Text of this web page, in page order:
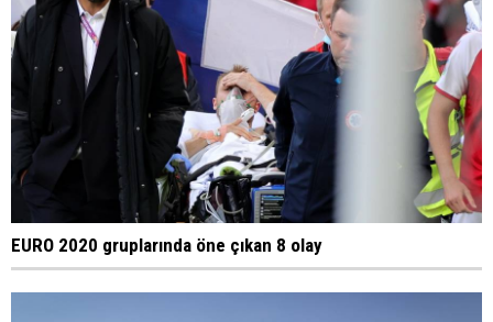
EURO 2020 gruplarında öne çıkan 8 olay